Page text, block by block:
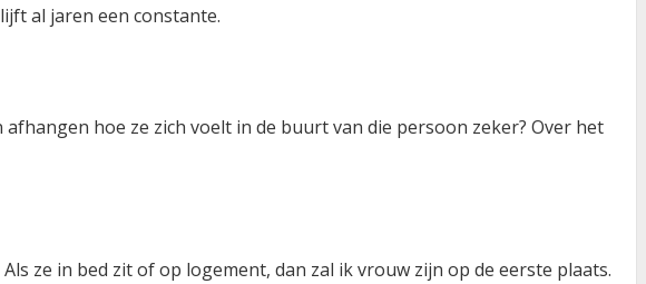
al jaren een constante.
hoe ze zich voelt in de buurt van die persoon zeker? Over het
ze in bed zit of op logement, dan zal ik vrouw zijn op de eerste plaats.